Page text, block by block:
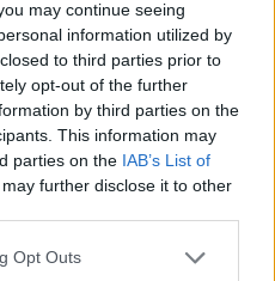
may continue seeing
information utilized by
to third parties prior to
opt-out of the further
by third parties on the
This information may
parties on the IAB’s List of
further disclose it to other
Opt Outs
connessioni emozionali
un grande potenziale
profondo.